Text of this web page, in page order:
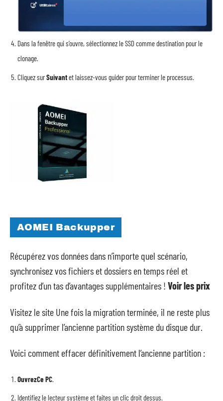
Dans la fenêtre qui s’ouvre, sélectionnez le SSD comme destination pour le
clonage.
Cliquez surSuivantet laissez-vous guider pour terminer le processus.
AOMEI Backupper
Récupérez vos données dans n’importe quel scénario,
synchronisez vos fichiers et dossiers en temps réel et
profitez d’un tas d’avantages supplémentaires ! Voir les prix
Visitez le site Une fois la migration terminée, il ne reste plus
qu’à supprimer l’ancienne partition système du disque dur.
Voici comment effacer définitivement l’ancienne partition :
OuvrezCe PC.
Identifiez le lecteur système et faites un clic droit dessus.